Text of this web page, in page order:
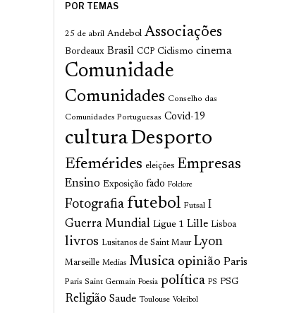
POR TEMAS
25 de abril Andebol Associações
Bordeaux Brasil CCP Ciclismo cinema
Comunidade
Comunidades Conselho das
Comunidades Portuguesas Covid-19
culturaDesporto
Efemérides eleições Empresas
Ensino Exposição fado Folclore
Fotografia futebol Futsal I
Guerra Mundial Ligue 1 Lille Lisboa
livros Lusitanos de Saint Maur Lyon
Marseille Medias Musica opinião Paris
Paris Saint Germain Poesia política PS PSG
Religião Saude Toulouse Voleibol